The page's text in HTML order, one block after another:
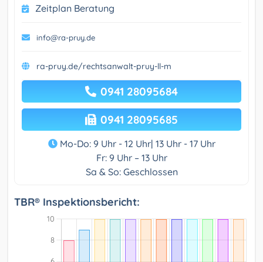
Zeitplan Beratung
info@ra-pruy.de
ra-pruy.de/rechtsanwalt-pruy-ll-m
0941 28095684
0941 28095685
Mo-Do: 9 Uhr - 12 Uhr| 13 Uhr - 17 Uhr
Fr: 9 Uhr – 13 Uhr
Sa & So: Geschlossen
TBR® Inspektionsbericht: